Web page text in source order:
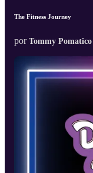
The Fitness Journey
por Tommy Pomatico